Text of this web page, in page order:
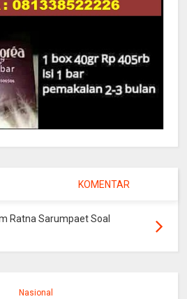
KOMENTAR
Ratna Sarumpaet Soal
Nasional